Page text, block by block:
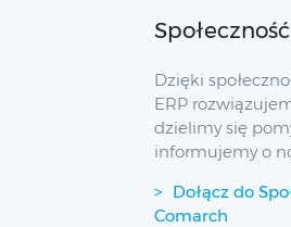
Dzięki
ERP
dzielimy się
informujemy o
Dołącz do
Comarch